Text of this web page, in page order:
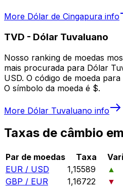
More Dólar de Cingapura info
TVD - Dólar Tuvaluano
Nosso ranking de moedas
mais procurada para Dólar
USD. O código de moeda
O símbolo da moeda é $.
More Dólar Tuvaluano info
Taxas de câmbio
Par de moedas Taxa
EUR / USD
1,15589
▲
GBP / EUR
1,16722
▼